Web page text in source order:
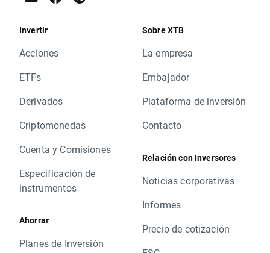
Invertir
Acciones
ETFs
Derivados
Criptomonedas
Cuenta y Comisiones
Especificación de
instrumentos
Ahorrar
Planes de Inversión
Sobre XTB
La empresa
Embajador
Plataforma de inversión
Contacto
Relación con Inversores
Noticias corporativas
Informes
Precio de cotización